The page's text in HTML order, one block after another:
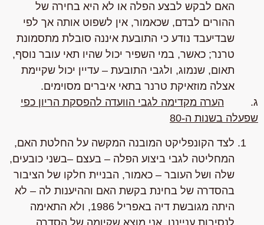
האם לבקש לבצע הפלה או לא היא בחירה של
ההורים לבדם, שכאמור, אין לשפוט אותה אך לפי
שבדיעבד נודע כי התובעת איננה סובלת מתסמונת
טרנר; כאשר, במי השפיר יכול שהיו תאי עובר נוסף,
תאום, שנמוג, ולגבי התובעת – עדיין יכול שקיימת
אצלה מוזאיקת טרנר בתאי איברים מסוימים.
ג.
הערה מקדימה לגבי הוועדה להפסקת הריון כפי
שפעלה בשנות ה-80
לצד הקונפליקט המובנה המקשה על החלטת האם,
המחליטה לגבי ביצוע הפלה – בעצם –בשני כובעים,
שלה ושל העובר – כאמור, הבניית חלקו של הציבור
בהסדרה של בחינת בקשת האם וההיענות לה – לא
היתה מגובשת דיה באפריל 1986
, ולא התאימה
לנסיבות ענייננו. אני מוצא שקיומה של הסדרה